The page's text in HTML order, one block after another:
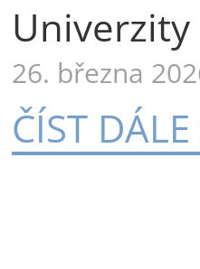
Univerzity
26. března
ČÍST